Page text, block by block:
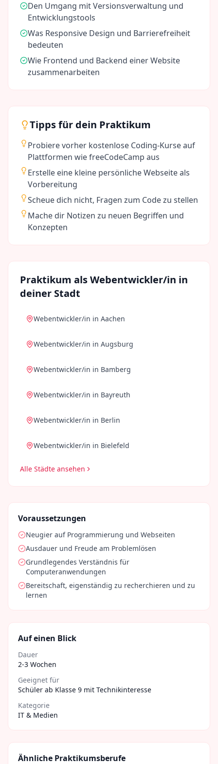
Den Umgang mit Versionsverwaltung und
Entwicklungstools
Was Responsive Design und Barrierefreiheit
bedeuten
Wie Frontend und Backend einer Website
zusammenarbeiten
Tipps für dein Praktikum
Probiere vorher kostenlose Coding-Kurse auf
Plattformen wie freeCodeCamp aus
Erstelle eine kleine persönliche Webseite als
Vorbereitung
Scheue dich nicht, Fragen zum Code zu stellen
Mache dir Notizen zu neuen Begriffen und
Konzepten
Praktikum alsWebentwickler/in in
deiner Stadt
Webentwickler/in in Aachen
Webentwickler/in in Augsburg
Webentwickler/in in Bamberg
Webentwickler/in in Bayreuth
Webentwickler/in in Berlin
Webentwickler/in in Bielefeld
Alle Städte ansehen
Voraussetzungen
Neugier auf Programmierung und Webseiten
Ausdauer und Freude am Problemlösen
Grundlegendes Verständnis für
Computeranwendungen
Bereitschaft, eigenständig zu recherchieren und zu
lernen
Auf einen Blick
Dauer
2-3 Wochen
Geeignet für
Schüler ab Klasse 9 mit Technikinteresse
Kategorie
IT & Medien
Ähnliche Praktikumsberufe